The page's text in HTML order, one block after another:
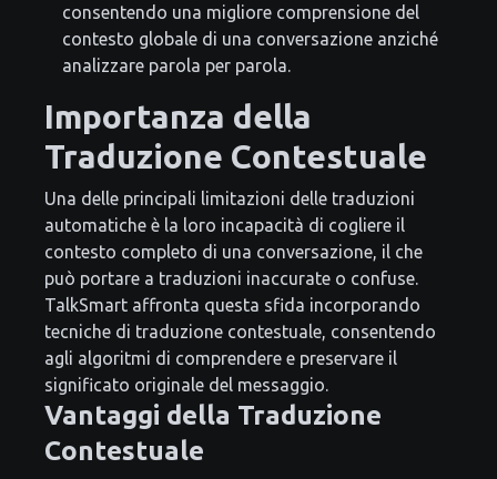
consentendo una migliore comprensione del
contesto globale di una conversazione anziché
analizzare parola per parola.
Importanza della
Traduzione Contestuale
Una delle principali limitazioni delle traduzioni
automatiche è la loro incapacità di cogliere il
contesto completo di una conversazione, il che
può portare a traduzioni inaccurate o confuse.
TalkSmart affronta questa sfida incorporando
tecniche di traduzione contestuale, consentendo
agli algoritmi di comprendere e preservare il
significato originale del messaggio.
Vantaggi della Traduzione
Contestuale